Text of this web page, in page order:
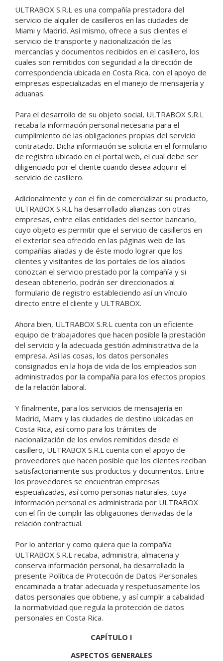
ULTRABOX S.R.L es una compañía prestadora del
servicio de alquiler de casilleros en las ciudades de
Miami y Madrid. Así mismo, ofrece a sus clientes el
servicio de transporte y nacionalización de las
mercancías y documentos recibidos en el casillero, los
cuales son remitidos con seguridad a la dirección de
correspondencia ubicada en Costa Rica, con el apoyo de
empresas especializadas en el manejo de mensajería y
aduanas.
Para el desarrollo de su objeto social, ULTRABOX S.R.L
recaba la información personal necesaria para el
cumplimiento de las obligaciones propias del servicio
contratado. Dicha información se solicita en el formulario
de registro ubicado en el portal web, el cual debe ser
diligenciado por el cliente cuando desea adquirir el
servicio de casillero.
Adicionalmente y con el fin de comercializar su producto,
ULTRABOX S.R.L ha desarrollado alianzas con otras
empresas, entre ellas entidades del sector bancario,
cuyo objeto es permitir que el servicio de casilleros en
el exterior sea ofrecido en las páginas web de las
compañías aliadas y de éste modo lograr que los
clientes y visitantes de los portales de los aliados
conozcan el servicio prestado por la compañía y si
desean obtenerlo, podrán ser direccionados al
formulario de registro estableciendo así un vínculo
directo entre el cliente y ULTRABOX.
Ahora bien, ULTRABOX S.R.L cuenta con un eficiente
equipo de trabajadores que hacen posible la prestación
del servicio y la adecuada gestión administrativa de la
empresa. Así las cosas, los datos personales
consignados en la hoja de vida de los empleados son
administrados por la compañía para los efectos propios
de la relación laboral.
Y finalmente, para los servicios de mensajería en
Madrid, Miami y las ciudades de destino ubicadas en
Costa Rica, así como para los trámites de
nacionalización de los envíos remitidos desde el
casillero, ULTRABOX S.R.L cuenta con el apoyo de
proveedores que hacen posible que los clientes reciban
satisfactoriamente sus productos y documentos. Entre
los proveedores se encuentran empresas
especializadas, así como personas naturales, cuya
información personal es administrada por ULTRABOX
con el fin de cumplir las obligaciones derivadas de la
relación contractual.
Por lo anterior y como quiera que la compañía
ULTRABOX S.R.L recaba, administra, almacena y
conserva información personal, ha desarrollado la
presente Política de Protección de Datos Personales
encaminada a tratar adecuada y respetuosamente los
datos personales que obtiene, y así cumplir a cabalidad
la normatividad que regula la protección de datos
personales en Costa Rica.
CAPÍTULO I
ASPECTOS GENERALES